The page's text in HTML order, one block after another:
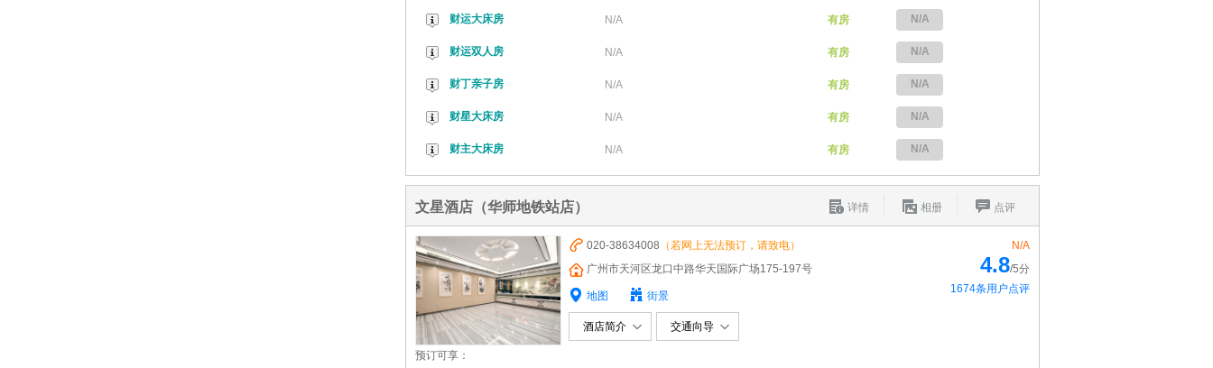
财运大床房 N/A 有房 N/A
财运双人房 N/A 有房 N/A
财丁亲子房 N/A 有房 N/A
财星大床房 N/A 有房 N/A
财主大床房 N/A 有房 N/A
文星酒店（华师地铁站店） 点评
相册
详情
020-38634008 （若网上无法预订，请致电）
广州市天河区龙口中路华天国际广场175-197号
地图 街景
N/A
4.8/5分
1674条用户点评
酒店简介 交通向导
预订可享：